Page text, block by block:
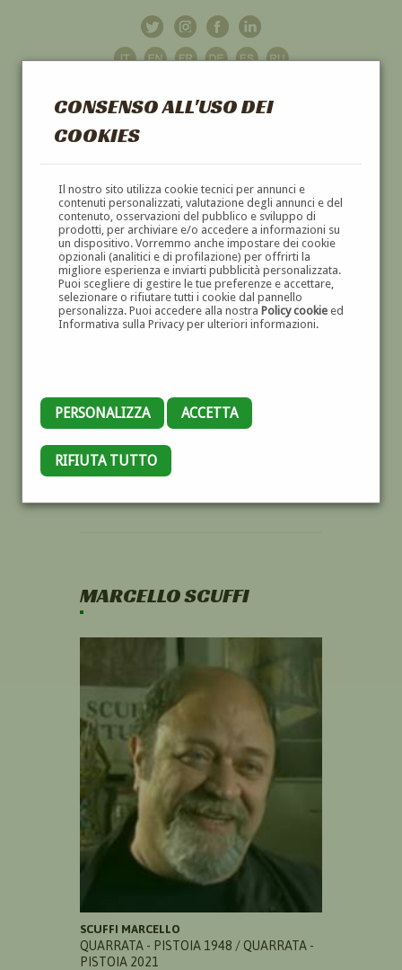
CONSENSO ALL'USO DEI
COOKIES
Il nostro sito utilizza cookie tecnici per annunci e
contenuti personalizzati, valutazione degli annunci e del
contenuto, osservazioni del pubblico e sviluppo di
prodotti, per archiviare e/o accedere a informazioni su
un dispositivo. Vorremmo anche impostare dei cookie
opzionali (analitici e di profilazione) per offrirti la
migliore esperienza e inviarti pubblicità personalizzata.
Puoi scegliere di gestire le tue preferenze e accettare,
selezionare o rifiutare tutti i cookie dal pannello
personalizza. Puoi accedere alla nostra Policy cookieed
Informativa sulla Privacy per ulteriori informazioni.
PERSONALIZZA ACCETTA
RIFIUTA TUTTO
GALLERIAD'ARTE
DIPINTI E SCULTURE '800 E '900
MARCELLO SCUFFI
SCUFFI MARCELLO
QUARRATA - PISTOIA 1948 / QUARRATA -
PISTOIA 2021